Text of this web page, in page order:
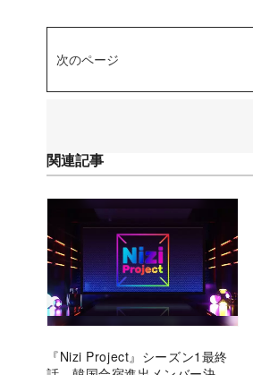
次のページ
関連記事
『Nizi Project』シーズン1最終